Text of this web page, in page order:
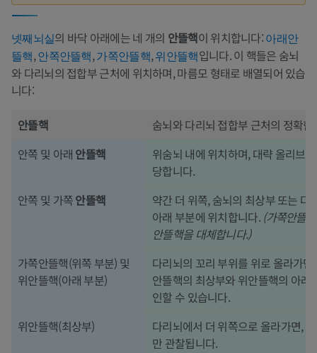
넷째뇌실의 바닥 아래에는 네 개의 안뜰핵이 위치합니다:아래안
뜰핵,안쪽안뜰핵,가쪽안뜰핵,위안뜰핵입니다. 이 핵들은 숨뇌
와 다리뇌의 접합부 근처에 위치하며, 마름모 형태로 배열되어 있습
니다:
안뜰핵
숨뇌와 다리뇌 접합부 근처의 정확한
안쪽 및 아래 안뜰핵
위숨뇌 내에 위치하며, 대략 올리브
당합니다.
안쪽 및 가쪽안뜰핵
약간 더 위쪽, 숨뇌의 최상부 또는 다
아래 부분에 위치합니다. (가쪽안뜰
안뜰핵을 대체합니다.)
가쪽안뜰핵(위쪽 부분) 및
위안뜰핵(아래 부분)
다리뇌의 꼬리 부위를 위로 올라가면
안뜰핵의 최상부와 위안뜰핵의 아래
인할 수 있습니다.
위안뜰핵(최상부)
다리뇌에서 더 위쪽으로 올라가면,
만 관찰됩니다.